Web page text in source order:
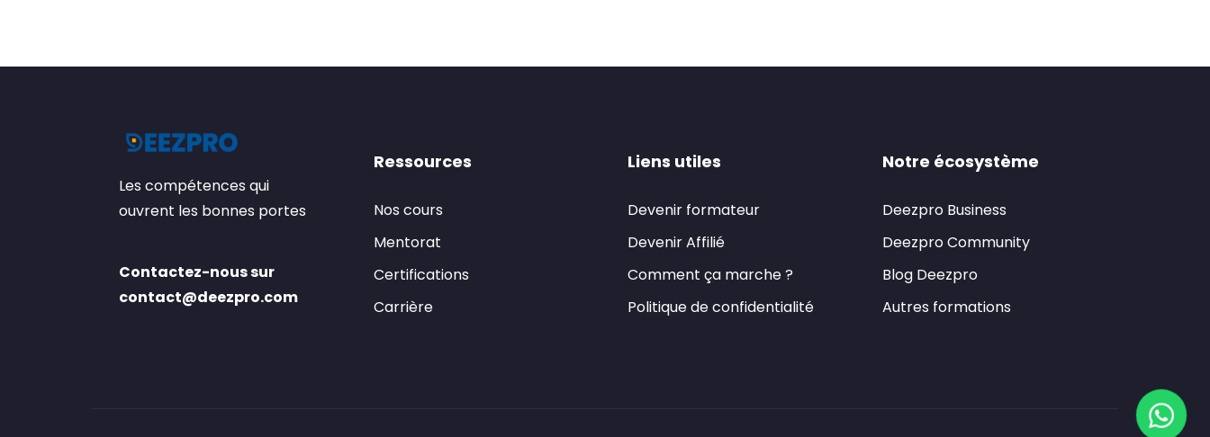
Les compétences qui
ouvrent les bonnes portes
Contactez-nous sur
contact@deezpro.com
Ressources
Nos cours
Mentorat
Certifications
Carrière
Liens utiles
Devenir formateur
Devenir Affilié
Comment ça marche ?
Politique de confidentialité
Notre écosystème
Deezpro Business
Deezpro Community
Blog Deezpro
Autres formations